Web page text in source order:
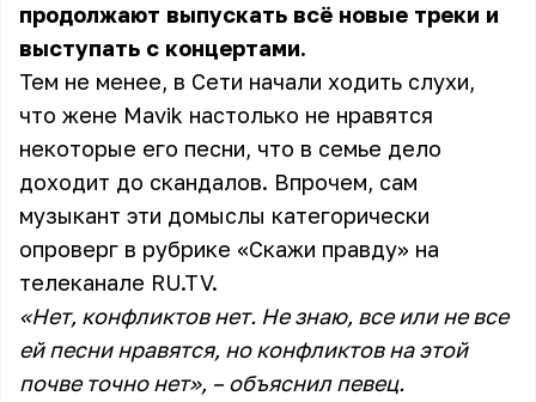
продолжают выпускать всё новые треки и
выступать с концертами.
Тем не менее, в Сети начали ходить слухи,
что жене Mavik настолько не нравятся
некоторые его песни, что в семье дело
доходит до скандалов. Впрочем, сам
музыкант эти домыслы категорически
опроверг в рубрике «Скажи правду» на
телеканале RU.TV.
«Нет, конфликтов нет. Не знаю, все или не все
ей песни нравятся, но конфликтов на этой
почве точно нет», – объяснил певец.